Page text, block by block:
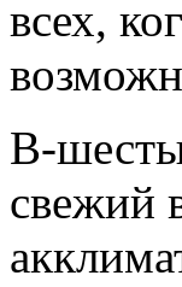
всех,
В-
свежий